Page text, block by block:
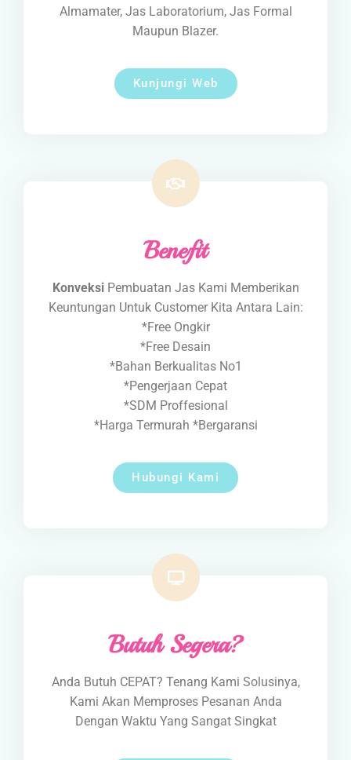
Almamater, Jas Laboratorium, Jas Formal
Maupun Blazer.
Kunjungi Web
Benefit
KonveksiPembuatan Jas Kami Memberikan
Keuntungan Untuk Customer Kita Antara Lain:
*Free Ongkir
*Free Desain
*Bahan Berkualitas No1
*Pengerjaan Cepat
*SDM Proffesional
*Harga Termurah *Bergaransi
Hubungi Kami
Butuh Segera?
Anda Butuh CEPAT? Tenang Kami Solusinya,
Kami Akan Memproses Pesanan Anda
Dengan Waktu Yang Sangat Singkat